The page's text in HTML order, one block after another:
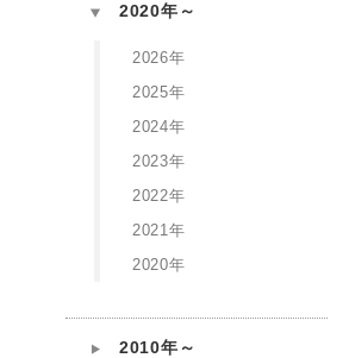
2020年～
2026年
2025年
2024年
2023年
2022年
2021年
2020年
2010年～